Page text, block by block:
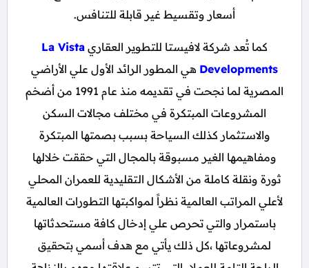
أسعار وتقسيط غير قابلة للتنافس.
كما تُعد شركة لافيستا للتطوير العقاري La Vista
Developments هي المطور الرائد الأول علي الأراضي
المصرية لما نجحت في تقديمه منذ عام 1991 من أضخم
المشروعات المبتكرة في مختلف مجالات السكن
والاستثمار كذلك السياحة بسبب بصمتها المبتكرة
ومفاهيمها الغير مسبوقة بالمجال التي حققت خلالها
ثورة ونقلة كاملة من الأشكال التقليدية للعمران المحلي
لأعلي المراتب العالمية نظراً لمواكبتها التطورات العالمية
باستمرار والتي تحرص علي إدخال كافة مستحدثاتها
لمشروعاتها ،كل ذلك يأتي مع هدف أسمي بتحقيق